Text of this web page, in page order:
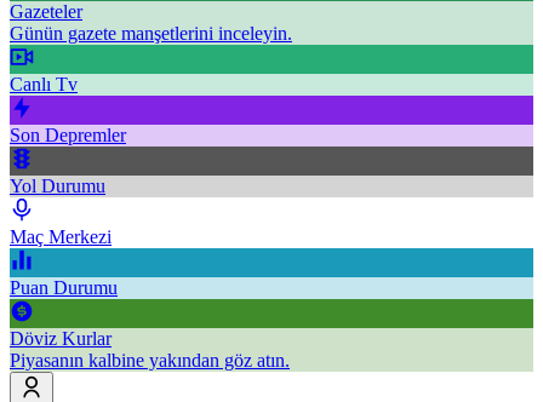
Gazeteler
Günün gazete manşetlerini inceleyin.
Canlı Tv
Son Depremler
Yol Durumu
Maç Merkezi
Puan Durumu
Döviz Kurlar
Piyasanın kalbine yakından göz atın.